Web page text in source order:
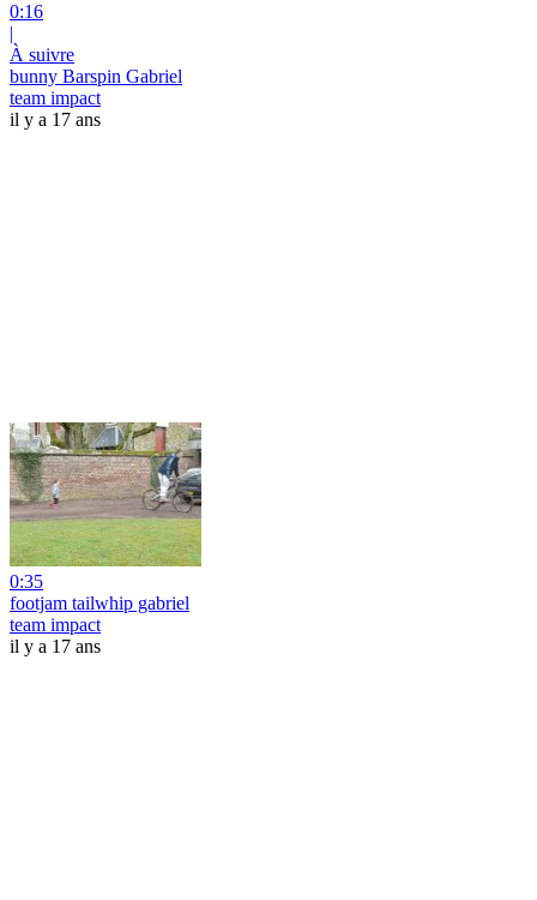
0:16
|
À suivre
bunny Barspin Gabriel
team impact
il y a 17 ans
0:35
footjam tailwhip gabriel
team impact
il y a 17 ans